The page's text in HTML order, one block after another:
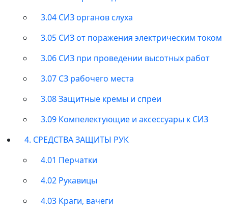
3.04 СИЗ органов слуха
3.05 СИЗ от поражения электрическим током
3.06 СИЗ при проведении высотных работ
3.07 СЗ рабочего места
3.08 Защитные кремы и спреи
3.09 Компелектующие и аксессуары к СИЗ
4. СРЕДСТВА ЗАЩИТЫ РУК
4.01 Перчатки
4.02 Рукавицы
4.03 Краги, вачеги